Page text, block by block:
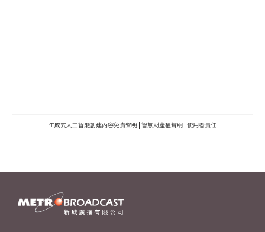
生成式人工智能創建內容免責聲明 | 智慧財產權聲明 | 使用者責任